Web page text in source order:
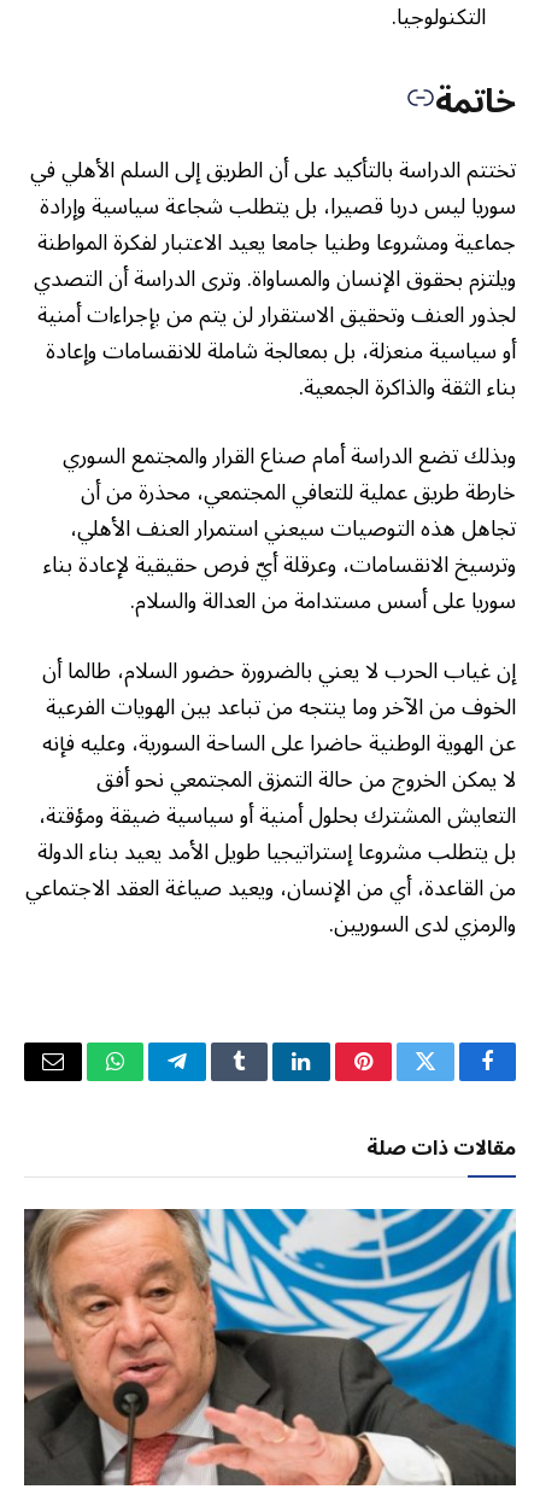
التكنولوجيا.
خاتمة
تختتم الدراسة بالتأكيد على أن الطريق إلى السلم الأهلي في
سوريا ليس دربا قصيرا، بل يتطلب شجاعة سياسية وإرادة
جماعية ومشروعا وطنيا جامعا يعيد الاعتبار لفكرة المواطنة
ويلتزم بحقوق الإنسان والمساواة. وترى الدراسة أن التصدي
لجذور العنف وتحقيق الاستقرار لن يتم من بإجراءات أمنية
أو سياسية منعزلة، بل بمعالجة شاملة للانقسامات وإعادة
بناء الثقة والذاكرة الجمعية.
وبذلك تضع الدراسة أمام صناع القرار والمجتمع السوري
خارطة طريق عملية للتعافي المجتمعي، محذرة من أن
تجاهل هذه التوصيات سيعني استمرار العنف الأهلي،
وترسيخ الانقسامات، وعرقلة أيّ فرص حقيقية لإعادة بناء
سوريا على أسس مستدامة من العدالة والسلام.
إن غياب الحرب لا يعني بالضرورة حضور السلام، طالما أن
الخوف من الآخر وما ينتجه من تباعد بين الهويات الفرعية
عن الهوية الوطنية حاضرا على الساحة السورية، وعليه فإنه
لا يمكن الخروج من حالة التمزق المجتمعي نحو أفق
التعايش المشترك بحلول أمنية أو سياسية ضيقة ومؤقتة،
بل يتطلب مشروعا إستراتيجيا طويل الأمد يعيد بناء الدولة
من القاعدة، أي من الإنسان، ويعيد صياغة العقد الاجتماعي
والرمزي لدى السوريين.
فيسبوكتويتر بينتيريستلينكدإنTumblrتيلقرامواتسابالبريد
مقالات ذات صلة